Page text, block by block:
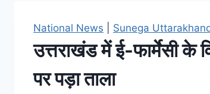
National News Sunega
उत्तराखंड में ई-फार्मेसी के
पर पड़ा ताला